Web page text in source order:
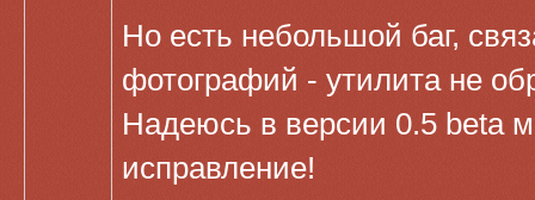
Но есть небольшой баг,
фотографий - утилита не
Надеюсь в версии 0.5 beta
исправление!